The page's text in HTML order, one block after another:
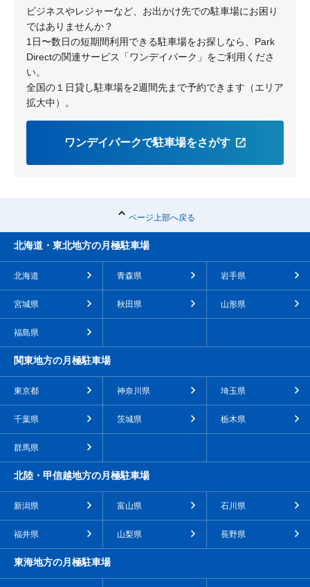
ビジネスやレジャーなど、お出かけ先での駐車場にお困り
ではありませんか？
1日〜数日の短期間利用できる駐車場をお探しなら、Park
Directの関連サービス「ワンデイパーク」をご利用くださ
い。
全国の１日貸し駐車場を2週間先まで予約できます（エリア
拡大中）。
ワンデイパークで駐車場をさがす
ページ上部へ戻る
北海道・東北地方の月極駐車場
北海道 青森県 岩手県
宮城県 秋田県 山形県
福島県
関東地方の月極駐車場
東京都 神奈川県 埼玉県
千葉県 茨城県 栃木県
群馬県
北陸・甲信越地方の月極駐車場
新潟県 富山県 石川県
福井県 山梨県 長野県
東海地方の月極駐車場